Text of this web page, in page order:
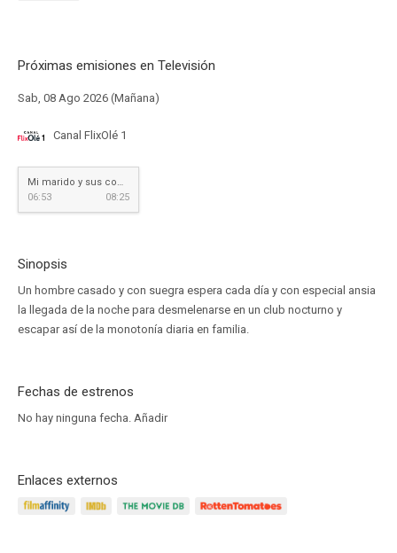
Próximas emisiones en Televisión
Sab, 08 Ago 2026 (Mañana)
Canal FlixOlé 1
Mi marido y sus complejos
06:53
08:25
Sinopsis
Un hombre casado y con suegra espera cada día y con especial ansia
la llegada de la noche para desmelenarse en un club nocturno y
escapar así de la monotonía diaria en familia.
Fechas de estrenos
No hay ninguna fecha. Añadir
Enlaces externos